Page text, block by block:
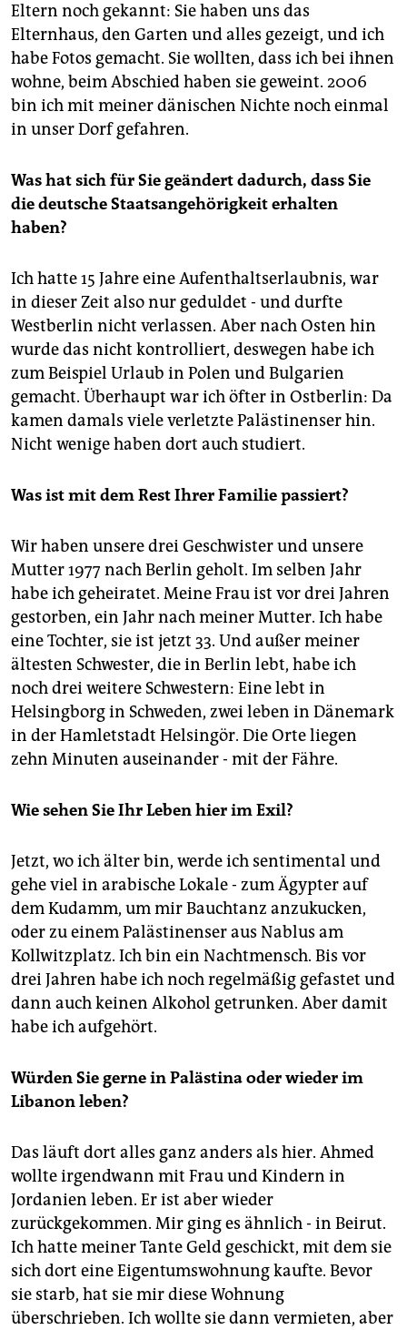
Eltern noch gekannt: Sie haben uns das
Elternhaus, den Garten und alles gezeigt, und ich
habe Fotos gemacht. Sie wollten, dass ich bei ihnen
wohne, beim Abschied haben sie geweint. 2006
bin ich mit meiner dänischen Nichte noch einmal
in unser Dorf gefahren.
Was hat sich für Sie geändert dadurch, dass Sie
die deutsche Staatsangehörigkeit erhalten
haben?
Ich hatte 15 Jahre eine Aufenthaltserlaubnis, war
in dieser Zeit also nur geduldet - und durfte
Westberlin nicht verlassen. Aber nach Osten hin
wurde das nicht kontrolliert, deswegen habe ich
zum Beispiel Urlaub in Polen und Bulgarien
gemacht. Überhaupt war ich öfter in Ostberlin: Da
kamen damals viele verletzte Palästinenser hin.
Nicht wenige haben dort auch studiert.
Was ist mit dem Rest Ihrer Familie passiert?
Wir haben unsere drei Geschwister und unsere
Mutter 1977 nach Berlin geholt. Im selben Jahr
habe ich geheiratet. Meine Frau ist vor drei Jahren
gestorben, ein Jahr nach meiner Mutter. Ich habe
eine Tochter, sie ist jetzt 33. Und außer meiner
ältesten Schwester, die in Berlin lebt, habe ich
noch drei weitere Schwestern: Eine lebt in
Helsingborg in Schweden, zwei leben in Dänemark
in der Hamletstadt Helsingör. Die Orte liegen
zehn Minuten auseinander - mit der Fähre.
Wie sehen Sie Ihr Leben hier im Exil?
Jetzt, wo ich älter bin, werde ich sentimental und
gehe viel in arabische Lokale - zum Ägypter auf
dem Kudamm, um mir Bauchtanz anzukucken,
oder zu einem Palästinenser aus Nablus am
Kollwitzplatz. Ich bin ein Nachtmensch. Bis vor
drei Jahren habe ich noch regelmäßig gefastet und
dann auch keinen Alkohol getrunken. Aber damit
habe ich aufgehört.
Würden Sie gerne in Palästina oder wieder im
Libanon leben?
Das läuft dort alles ganz anders als hier. Ahmed
wollte irgendwann mit Frau und Kindern in
Jordanien leben. Er ist aber wieder
zurückgekommen. Mir ging es ähnlich - in Beirut.
Ich hatte meiner Tante Geld geschickt, mit dem sie
sich dort eine Eigentumswohnung kaufte. Bevor
sie starb, hat sie mir diese Wohnung
überschrieben. Ich wollte sie dann vermieten, aber